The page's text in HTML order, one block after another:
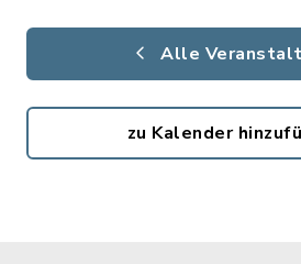
Alle
zu Kalender